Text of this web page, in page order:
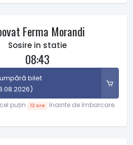
Ferma Morandi
Sosire in statie
08:43
bilet
puțin 12 ore înainte de îmbarcare.